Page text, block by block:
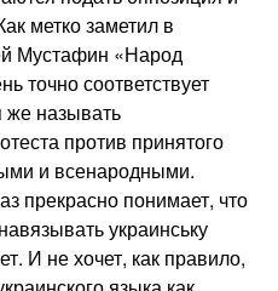
метко заметил в
Мустафин «Народ
точно соответствует
же называть
против принятого
и всенародными.
прекрасно понимает, что
украинську
И не хочет, как правило,